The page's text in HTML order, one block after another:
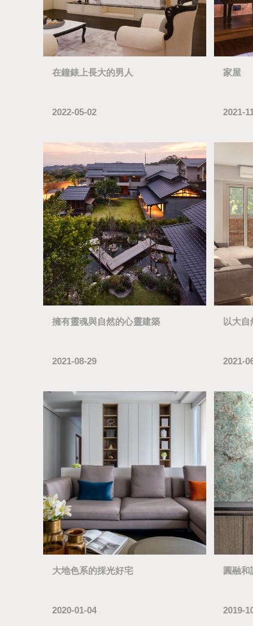
在鐘錶上長大的男人
2022-05-02
家屋
2021-
擁有靈魂與自然的心靈建築
2021-08-29
以大
2021-
大地色系的採光好宅
2020-01-04
圓融
2019-